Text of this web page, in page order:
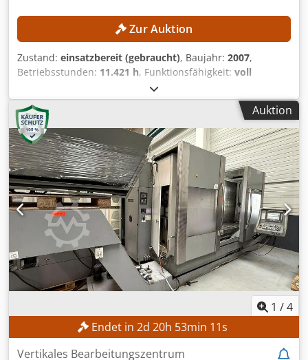
Zur Auktion
Zustand: einsatzbereit (gebraucht), Baujahr: 2007,
Betriebsstunden: 11.421 h, Funktionsfähigkeit: voll
, Maschinen-/Fahrzeugnummer:
29100009074, Verfahrweg X-Achse:640 mm, Verfahrweg Y-
Achse:
Werkstückdurchmesser (max.):140 mm , Spindeldrehzahl
(max.):16.000 U/min, Anzahl der Steckplätze im
Werkzeugmagazin:30, TECHNISCHE DETAILS Verfahrweg X-
Achse: 640 mm Verfahrweg Y-Achse: 600 mm Verfahrweg
Z-Achse: 500 mm Aufspannfläche Länge: 850 mm
Aufspannfläche Breite: 600 mm T-Nuten: DIN 650-14
Beschickungshöhe Oberkante Tisch: 850 mm
Tischbelastung max.: 600 kg Spindelhersteller: Franz
Kessler GmbH Drehzahl: 1.600 - 4.700 / 4.700 - 16.000
U/min Anzahl Magazinplätze: 30 Platzcodierung:
Festplatzcodierung Beladegewicht max.: 90 kg Span-zu-
Span-Zeit ohne Freifahrlogik t3/t2: 6,8 s Span-zu-Span-Zeit
ohne Freifahrlogik t1 (30): 7,9 s Span-zu-Span-Zeit mit
Freifahrlogik t3/t2: 8,3 s Span-zu-Span-Zeit mit
Freifahrlogik t1 (30): 9,3 s WERKZEUGE UND
WERKZEUGMAGAZIN Durchmesser Standardwerkzeug
Auktion
1 /4
Endet in2d20h53min8s
Vertikales Bearbeitungszentrum